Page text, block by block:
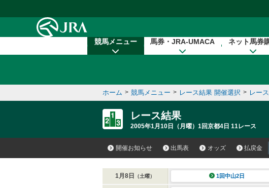
競馬メニュー 馬券・JRA-UMACA ネット馬券
ホーム > 競馬メニュー > レース結果 開催選択 > レー
レース結果
2005年1月10日（月曜）1回京都4日 11レース
開催お知らせ 出馬表 オッズ 払戻金
1月8日 （土曜） 1回中山2日